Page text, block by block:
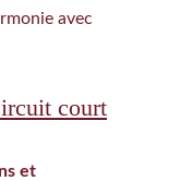
avec
court
et